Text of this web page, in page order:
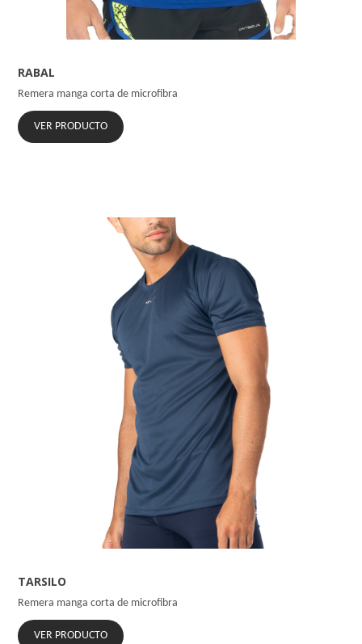
RABAL
Remera manga corta de microfibra
VER PRODUCTO
TARSILO
Remera manga corta de microfibra
VER PRODUCTO